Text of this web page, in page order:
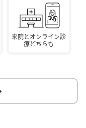
来院とオンライン診
療どちらも